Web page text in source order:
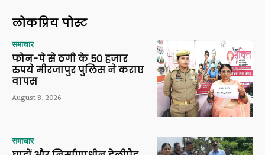
लोकप्रिय पोस्ट
समाचार
फोन-पे से ठगी के 50 हजार
रुपये मीरजापुर पुलिस ने कराए
वापस
August 8, 2026
समाचार